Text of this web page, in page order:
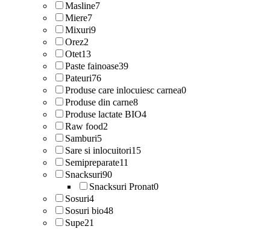
Masline7
Miere7
Mixuri9
Orez2
Otet13
Paste fainoase39
Pateuri76
Produse care inlocuiesc carnea0
Produse din carne8
Produse lactate BIO4
Raw food2
Samburi5
Sare si inlocuitori15
Semipreparate11
Snacksuri90
Snacksuri Pronat0
Sosuri4
Sosuri bio48
Supe21